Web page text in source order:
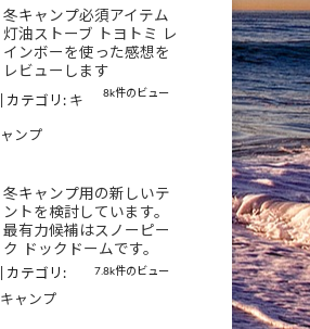
冬キャンプ必須アイテム
灯油ストーブ トヨトミ レ
インボーを使った感想を
レビューします
8k件のビュー
カテゴリ: キ
ャンプ
冬キャンプ用の新しいテ
ントを検討しています。
最有力候補はスノーピー
ク ドックドームです。
7.8k件のビュー
カテゴリ:
キャンプ